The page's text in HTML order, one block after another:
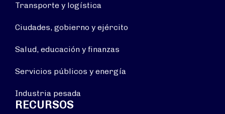
Transporte y logística
Ciudades, gobierno y ejército
Salud, educación y finanzas
Servicios públicos y energía
Industria pesada
RECURSOS